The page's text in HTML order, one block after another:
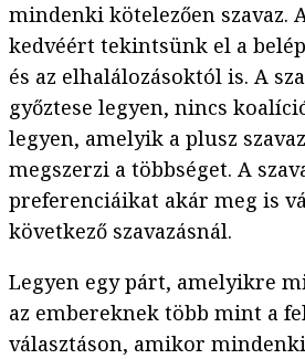
mindenki kötelezően szavaz.
kedvéért tekintsünk el a
és az elhalálozásoktól is. A
győztese legyen, nincs
legyen, amelyik a plusz
megszerzi a többséget. A
preferenciáikat akár meg is
következő szavazásnál.
Legyen egy párt, amelyikre
az embereknek több mint a
választáson, amikor